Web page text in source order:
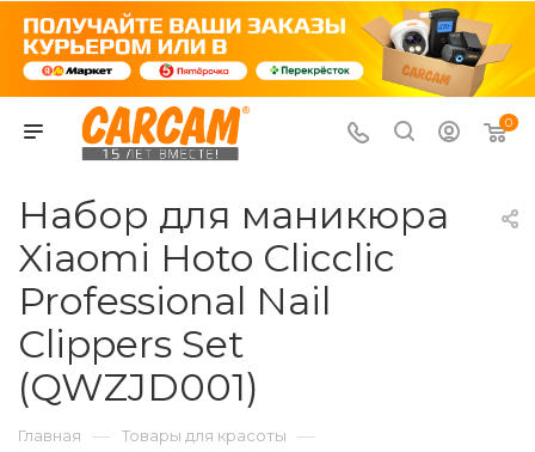
0
Набор для маникюра
Xiaomi Hoto Clicclic
Professional Nail
Clippers Set
(QWZJD001)
Главная — Товары для красоты —